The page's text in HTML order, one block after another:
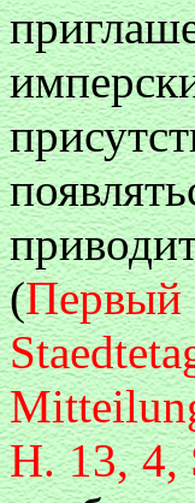
(Первый
H. 13, 4,